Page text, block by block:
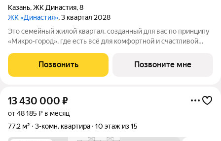
Казань,ЖК Династия,8
ЖК «Династия», 3 квартал 2028
Это семейный жилой квартал, созданный для вас по принципу
«Микро-город», где есть всё для комфортной и счастливой
части города, в 15 минутах от станции метро
"Авиастроительная", с разнообразием
Позвонить Позвоните мне
13 430 000 ₽
от 48 185 ₽ в месяц
77,2 м²
3-комн. квартира 10 этаж из 15